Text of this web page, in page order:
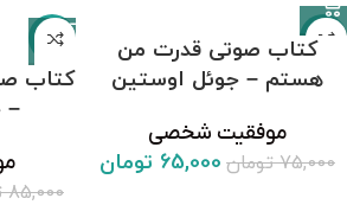
-13%کتاب صوتی قدرت من
هستم – جوئل اوستین
موفقیت شخصی
75,000 تومان 65,000 تومان
-24%
کتاب
–
85,000